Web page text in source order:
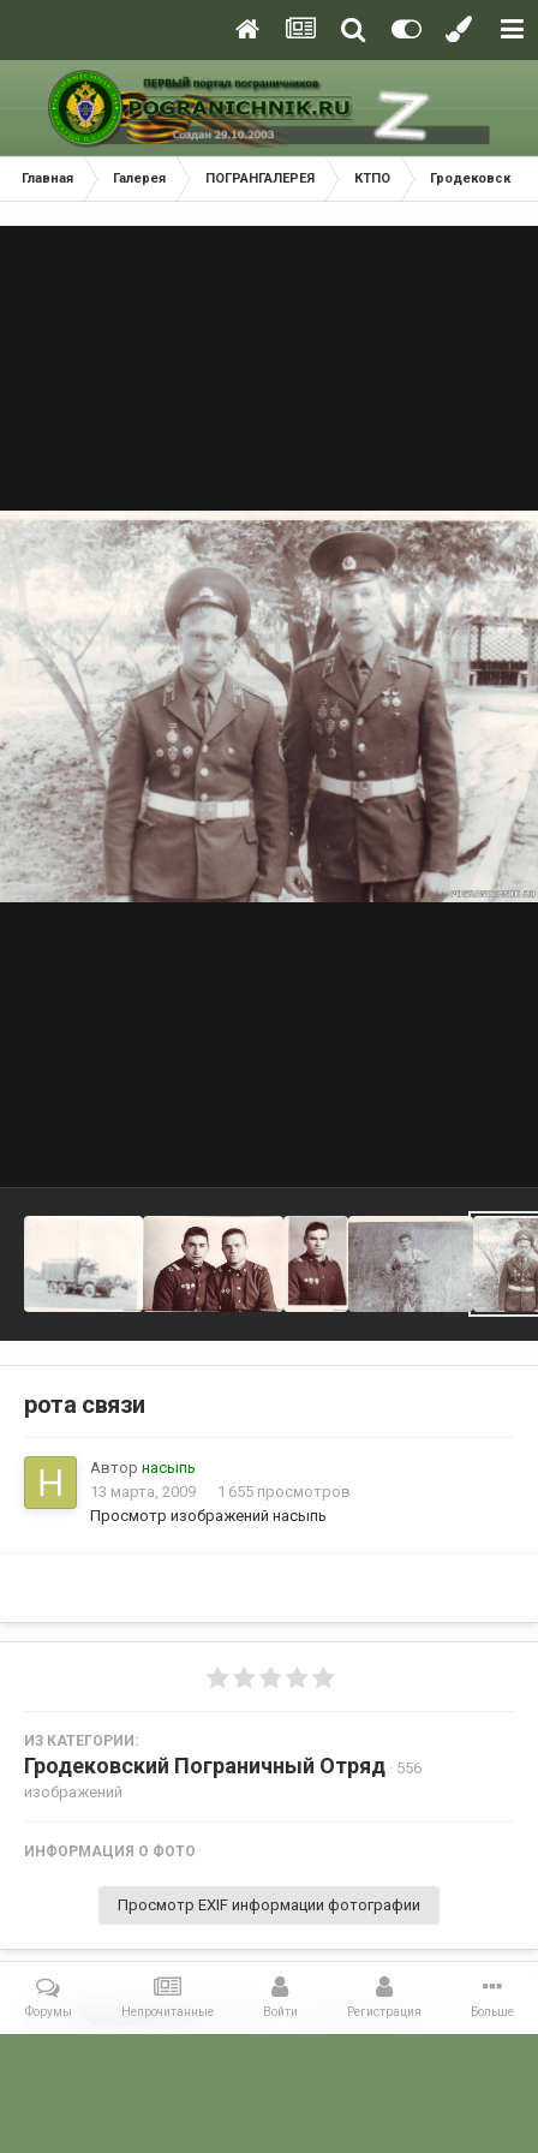
Главная Галерея ПОГРАНГАЛЕРЕЯ КТПО Гродековский
рота связи
Автор насыпь
13 марта, 2009
1 655 просмотров
Просмотр изображений насыпь
ИЗ КАТЕГОРИИ:
Гродековский Пограничный Отряд · 556
изображений
ИНФОРМАЦИЯ О ФОТО
Просмотр EXIF информации фотографии
Поделиться Подписчики 0
Форумы Непрочитанные Войти Регистрация Больше